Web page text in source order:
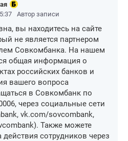
Автор записи
вы находитесь на сайте
не является партнером
Совкомбанка. На нашем
общая информация о
российских банков и
вашего вопроса
в Совкомбанк по
через социальные сети
vk.com/sovcombank,
Также можете
действия сотрудников через